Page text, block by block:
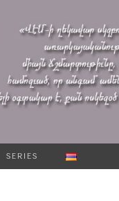
SERIES